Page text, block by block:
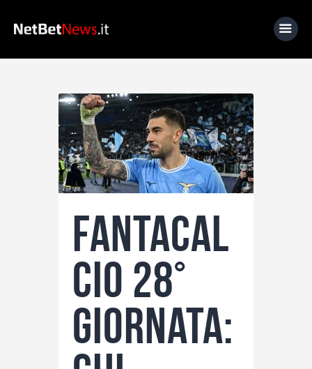
Home
News
Calcio
Basket
Lo Sapevi Che
Fantacalcio
I consigli di Giulia
Serie A
Fantacal
cio 28°
giornata: